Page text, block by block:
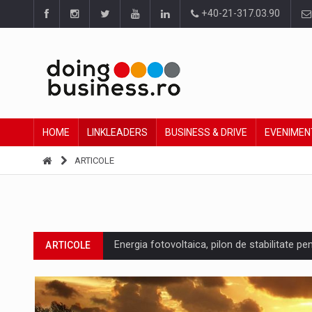
+40-21-317.03.90
HOME LINKLEADERS BUSINESS & DRIVE
ARTICOLE
ARTICOLE Energia fotovoltaica, pilon de stabilitate
ARTICOLE Cum invatam sa spunem nu intr-o cultura
ARTICOLE Ingredient Spotlight: What SKU Level